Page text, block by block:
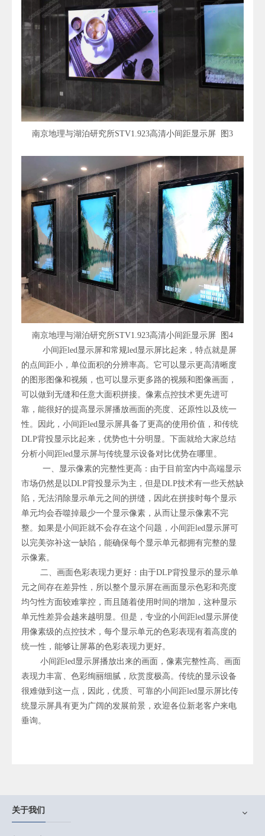
南京地理与湖泊研究所STV1.923高清小间距显示屏 图3
南京地理与湖泊研究所STV1.923高清小间距显示屏 图4
小间距led显示屏和常规led显示屏比起来，特点就是屏
的点间距小，单位面积的分辨率高。它可以显示更高清晰度
的图形图像和视频，也可以显示更多路的视频和图像画面，
可以做到无缝和任意大面积拼接。像素点控技术更先进可
靠，能很好的提高显示屏播放画面的亮度、还原性以及统一
性。因此，小间距led显示屏具备了更高的使用价值，和传统
DLP背投显示比起来，优势也十分明显。下面就给大家总结
分析小间距led显示屏与传统显示设备对比优势在哪里。
一、显示像素的完整性更高：由于目前室内中高端显示
市场仍然是以DLP背投显示为主，但是DLP技术有一些天然缺
陷，无法消除显示单元之间的拼缝，因此在拼接时每个显示
单元均会吞噬掉最少一个显示像素，从而让显示像素不完
整。如果是小间距就不会存在这个问题，小间距led显示屏可
以完美弥补这一缺陷，能确保每个显示单元都拥有完整的显
示像素。
二、画面色彩表现力更好：由于DLP背投显示的显示单
元之间存在差异性，所以整个显示屏在画面显示色彩和亮度
均匀性方面较难掌控，而且随着使用时间的增加，这种显示
单元性差异会越来越明显。但是，专业的小间距led显示屏使
用像素级的点控技术，每个显示单元的色彩表现有着高度的
统一性，能够让屏幕的色彩表现力更好。
小间距led显示屏播放出来的画面，像素完整性高、画面
表现力丰富、色彩绚丽细腻，欣赏度极高。传统的显示设备
很难做到这一点，因此，优质、可靠的小间距led显示屏比传
统显示屏具有更为广阔的发展前景，欢迎各位新老客户来电
垂询。
关于我们